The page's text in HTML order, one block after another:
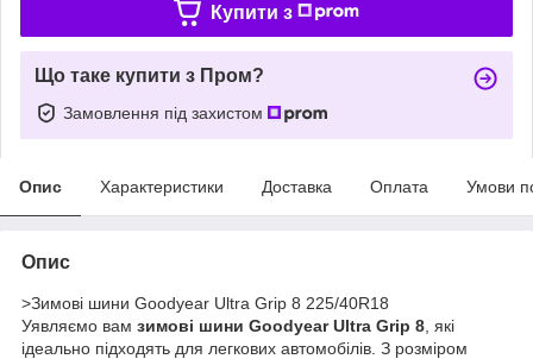
Купити з
Що таке купити з Пром?
Замовлення під захистом
Опис Характеристики Доставка Оплата Умови
Опис
>Зимові шини Goodyear Ultra Grip 8 225/40R18
Уявляємо вам зимові шини Goodyear Ultra Grip 8 , які
ідеально підходять для легкових автомобілів. З розміром